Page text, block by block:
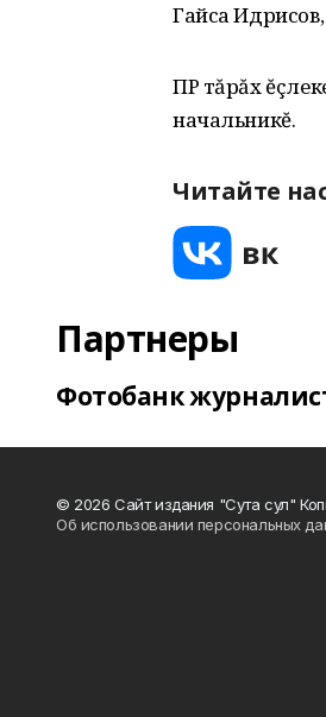
Гайса Идрисов,
ПР тăрăх
начальникĕ.
Читайте
Партнеры
Фотобанк
© 2026 Сайт издания "Сута сул"
Об использовании персональных